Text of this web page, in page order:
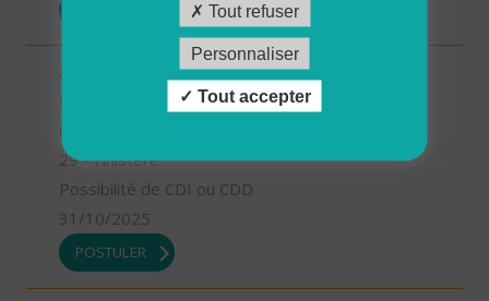
Auxiliaire de vie/aide à domicile - Locmaria-
Plouzané /Plougonvelin/Le Conquet/Trébabu -
CDD ou CDI (H/F)
29 - Finistère
Possibilité de CDI ou CDD
31/10/2025
POSTULER
Tout refuser
Personnaliser
Tout accepter